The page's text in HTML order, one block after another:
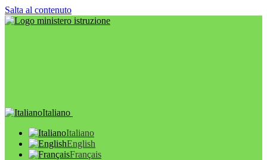
Salta al contenuto
Italiano
Italiano
English
Français